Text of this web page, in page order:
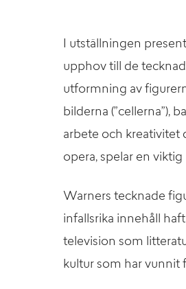
I utställningen
upphov till de
utformning av
bilderna (”cellerna”),
arbete och kreativitet
opera, spelar en
Warners tecknade
infallsrika innehåll
television som
kultur som har vunnit